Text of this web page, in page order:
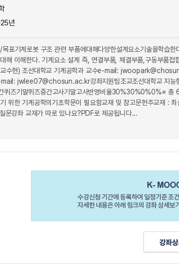
년
표기계로봇 구조 관련 부품에대해다양한설계요소기술을학습
해 이해한다. 기계요소 설계 즉, 연결부품, 체결부품,구동부품
교수현) 조선대학교 기계공학과 교수e-mail:
mail: jwlee07@chosun.ac.kr강좌지원팀조교조선대학교 지
퀴즈기말퀴즈중간고사기말고사반영비율30%30%0%0%※ 총
위한 기계공학의기초학문이 필요함교재 및 참고문헌주교재
문강좌 교재가 따로 있나요?PDF로 제공됩니다...